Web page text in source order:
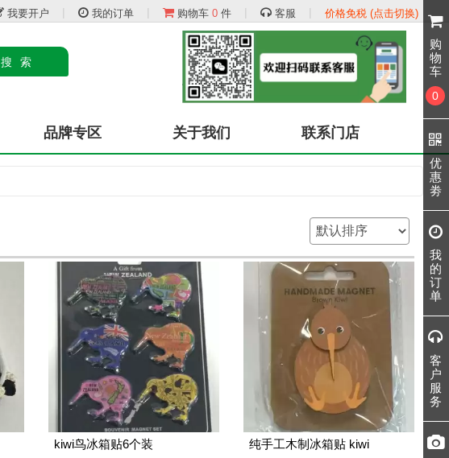
购
物
车
0
优
惠
劵
我
的
订
单
客
户
服
务
我要开户 | 我的订单 | 购物车 0件 | 客服 | 价格免税 (点击切换)
搜索
品牌专区 关于我们 联系门店
kiwi鸟冰箱贴6个装 纯手工木制冰箱贴 kiwi